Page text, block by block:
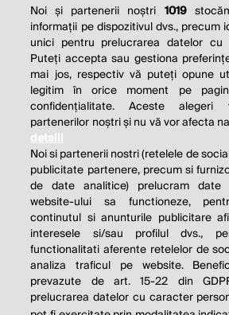
Noi și partenerii noștri 1019
informații pe dispozitivul dvs., precum
unici pentru prelucrarea datelor cu
Puteți accepta sau gestiona
mai jos, respectiv vă puteți opune
legitim în orice moment pe
confidențialitate. Aceste
partenerilor noștri și nu vă vor afecta
detalii
Noi si partenerii nostri (retelele de
publicitate partenere, precum si
de date analitice) prelucram
website-ului sa functioneze,
continutul si anunturile publicitare
interesele si/sau profilul dvs.,
functionalitati aferente retelelor de
analiza traficul pe website.
prevazute de art. 15-22 din
prelucrarea datelor cu caracter